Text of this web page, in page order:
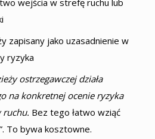
wejścia w strefę ruchu lub
zapisany jako uzasadnienie w
ryzyka
ostrzegawczej działa
na konkretnej ocenie ryzyka
ruchu. Bez tego łatwo wziąć
To bywa kosztowne.